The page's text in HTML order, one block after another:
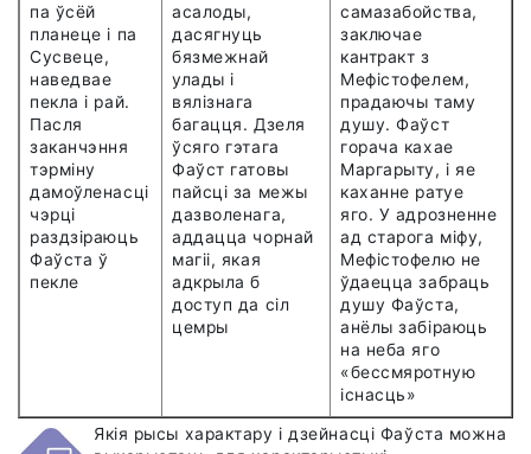
па ўсёй
планеце і па
Сусвеце,
наведвае
пекла і рай.
Пасля
заканчэння
тэрміну
дамоўленасці
чэрці
раздзіраюць
Фаўста ў
пекле
асалоды,
дасягнуць
бязмежнай
улады і
вялізнага
багацця. Дзеля
ўсяго гэтага
Фаўст гатовы
пайсці за межы
дазволенага,
аддацца чорнай
магіі, якая
адкрыла б
доступ да сіл
цемры
самазабойства,
заключае
кантракт з
Мефістофелем,
прадаючы таму
душу. Фаўст
горача кахае
Маргарыту, і яе
каханне ратуе
яго. У адрозненне
ад старога міфу,
Мефістофелю не
ўдаецца забраць
душу Фаўста,
анёлы забіраюць
на неба яго
«бессмяротную
існасць»
Якія рысы характару і дзейнасці Фаўста можна